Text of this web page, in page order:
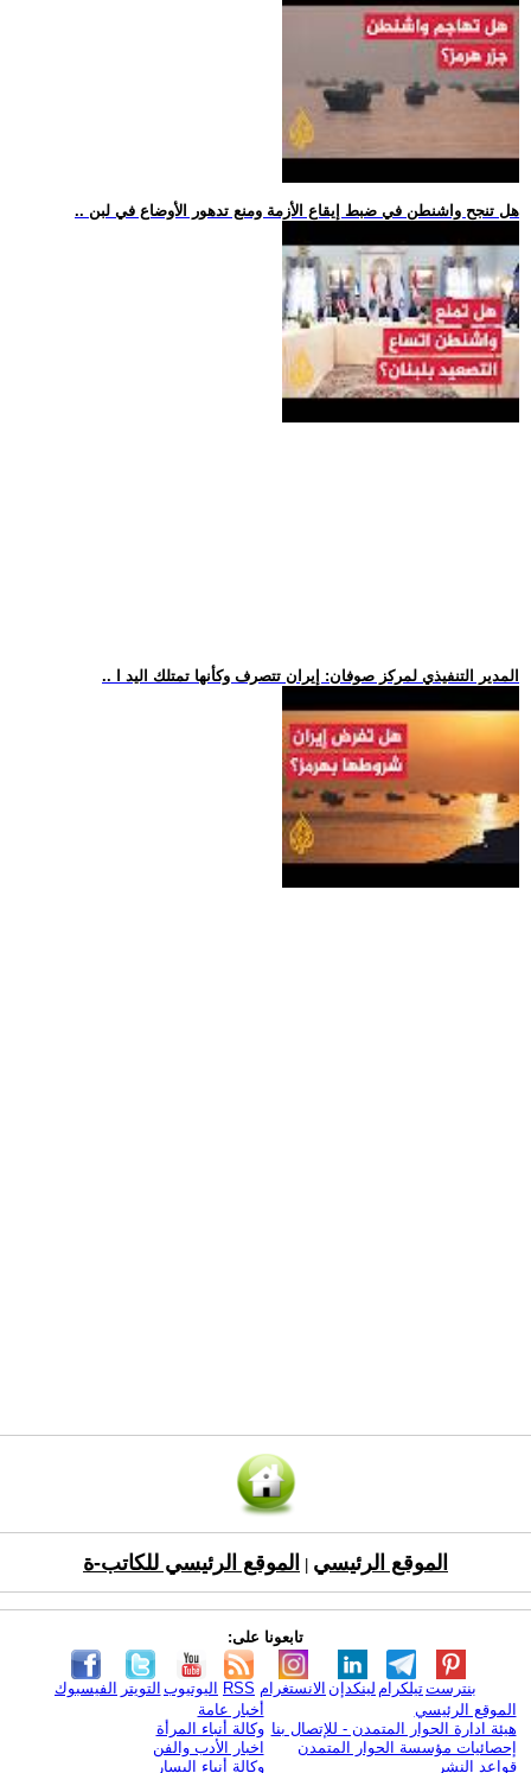
.. هل تنجح واشنطن في ضبط إيقاع الأزمة ومنع تدهور الأوضاع في لبن
.. المدير التنفيذي لمركز صوفان: إيران تتصرف وكأنها تمتلك اليد ا
الموقع الرئيسي الموقع الرئيسي للكاتب-ة
تابعونا على:
الفيسبوك التويتر اليوتيوب RSS الانستغرام لينكدإن تيلكرامبنترست
الموقع الرئيسي
هيئة ادارة الحوار المتمدن - للإتصال بنا
إحصائيات مؤسسة الحوار المتمدن
قواعد النشر
أخبار عامة
وكالة أنباء المرأة
اخبار الأدب والفن
وكالة أنباء اليسار